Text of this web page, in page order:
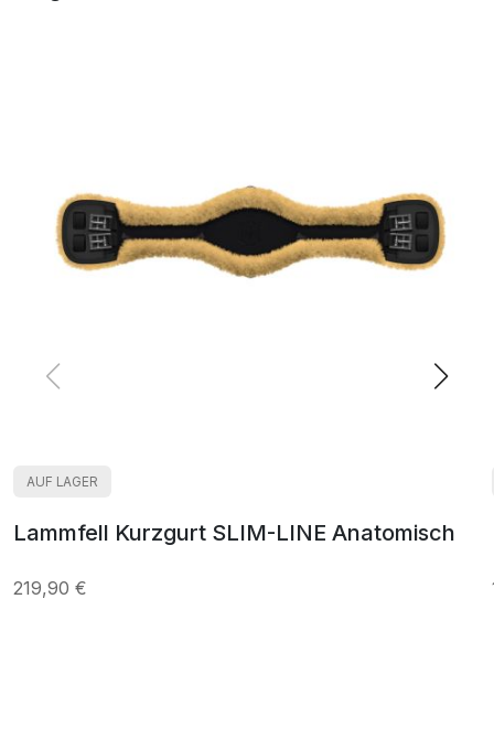
AUF LAGER
Lammfell Kurzgurt SLIM-LINE Anatomisch
219,90 €